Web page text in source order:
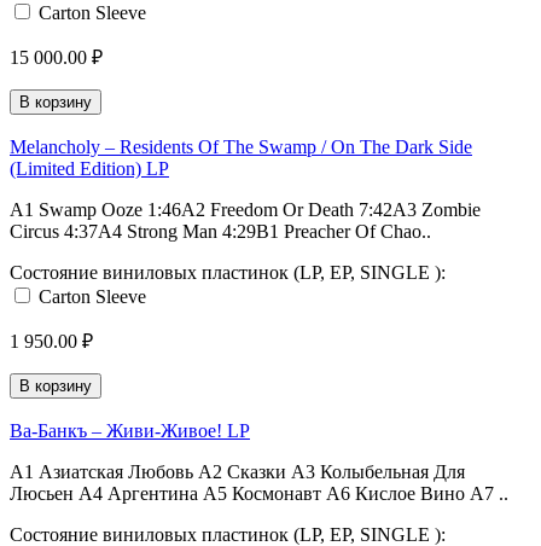
Carton Sleeve
15 000.00 ₽
В корзину
Melancholy ‎– Residents Of The Swamp / On The Dark Side
(Limited Edition) LP
A1 Swamp Ooze 1:46A2 Freedom Or Death 7:42A3 Zombie
Circus 4:37A4 Strong Man 4:29B1 Preacher Of Chao..
Состояние виниловых пластинок (LP, EP, SINGLE ):
Carton Sleeve
1 950.00 ₽
В корзину
Ва-Банкъ ‎– Живи-Живое! LP
A1 Азиатская Любовь A2 Сказки A3 Колыбельная Для
Люсьен A4 Аргентина A5 Космонавт A6 Кислое Вино A7 ..
Состояние виниловых пластинок (LP, EP, SINGLE ):